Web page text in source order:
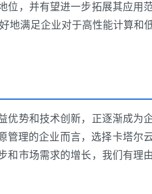
位，并有望进一步拓展其应用
地满足企业对于高性能计算和
优势和技术创新，正逐渐成为
管理的企业而言，选择卡塔尔
和市场需求的增长，我们有理